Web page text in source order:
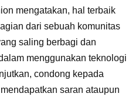
mengatakan, hal terbaik
dari sebuah komunitas
saling berbagi dan
menggunakan teknologi
condong kepada
saran ataupun